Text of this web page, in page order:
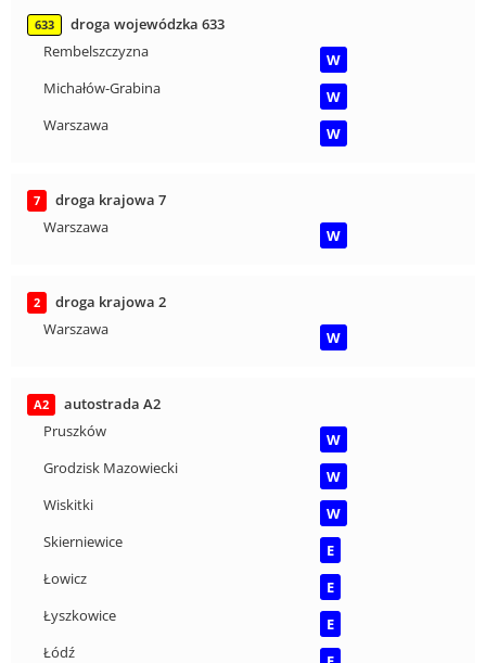
633
droga wojewódzka 633
Rembelszczyzna
W
Michałów-Grabina
W
Warszawa
W
7
droga krajowa 7
Warszawa
W
2
droga krajowa 2
Warszawa
W
A2
autostrada A2
Pruszków
W
Grodzisk Mazowiecki
W
Wiskitki
W
Skierniewice
E
Łowicz
E
Łyszkowice
E
Łódź